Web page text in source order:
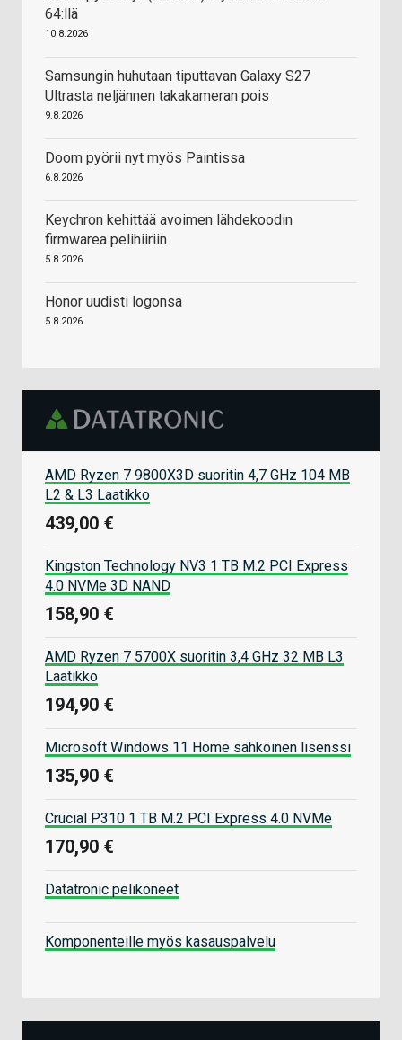
64:llä
10.8.2026
Samsungin huhutaan tiputtavan Galaxy S27
Ultrasta neljännen takakameran pois
9.8.2026
Doom pyörii nyt myös Paintissa
6.8.2026
Keychron kehittää avoimen lähdekoodin
firmwarea pelihiiriin
5.8.2026
Honor uudisti logonsa
5.8.2026
AMD Ryzen 7 9800X3D suoritin 4,7 GHz 104 MB
L2 & L3 Laatikko
439,00 €
Kingston Technology NV3 1 TB M.2 PCI Express
4.0 NVMe 3D NAND
158,90 €
AMD Ryzen 7 5700X suoritin 3,4 GHz 32 MB L3
Laatikko
194,90 €
Microsoft Windows 11 Home sähköinen lisenssi
135,90 €
Crucial P310 1 TB M.2 PCI Express 4.0 NVMe
170,90 €
Datatronic pelikoneet
Komponenteille myös kasauspalvelu